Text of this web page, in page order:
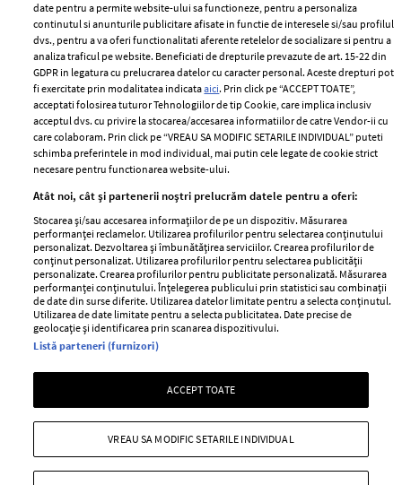
ELLE Style Awards
2024
Despre ELLE
Romania
Contact
Abonamente
Termeni si conditii
Politica de
confidențialitate
Politica de cookies
Publicitate
Stiri
GSP
Unica
Baby
Retete
Libertatea pentru
Viva
Avantaje
Retete practice
Pariază responsabil! Decizia ONJN nr. 821/25.09.2025.
date pentru a permite website-ului sa functioneze, pentru a personaliza
continutul si anunturile publicitare afisate in functie de interesele si/sau profilul
dvs., pentru a va oferi functionalitati aferente retelelor de socializare si pentru a
analiza traficul pe website. Beneficiati de drepturile prevazute de art. 15-22 din
GDPR in legatura cu prelucrarea datelor cu caracter personal. Aceste drepturi pot
fi exercitate prin modalitatea indicataaici. Prin click pe “ACCEPT TOATE”,
acceptati folosirea tuturor Tehnologiilor de tip Cookie, care implica inclusiv
acceptul dvs. cu privire la stocarea/accesarea informatiilor de catre Vendor-ii cu
care colaboram. Prin click pe “VREAU SA MODIFIC SETARILE INDIVIDUAL” puteti
schimba preferintele in mod individual, mai putin cele legate de cookie strict
necesare pentru functionarea website-ului.
Atât noi, cât și partenerii noștri prelucrăm datele pentru a oferi:
Stocarea și/sau accesarea informațiilor de pe un dispozitiv. Măsurarea
performanței reclamelor. Utilizarea profilurilor pentru selectarea conținutului
personalizat. Dezvoltarea și îmbunătățirea serviciilor. Crearea profilurilor de
conținut personalizat. Utilizarea profilurilor pentru selectarea publicității
personalizate. Crearea profilurilor pentru publicitate personalizată. Măsurarea
performanței conținutului. Înțelegerea publicului prin statistici sau combinații
de date din surse diferite. Utilizarea datelor limitate pentru a selecta conținutul.
Utilizarea de date limitate pentru a selecta publicitatea. Date precise de
geolocație și identificarea prin scanarea dispozitivului.
Listă parteneri (furnizori)
ACCEPT TOATE
VREAU SA MODIFIC SETARILE INDIVIDUAL